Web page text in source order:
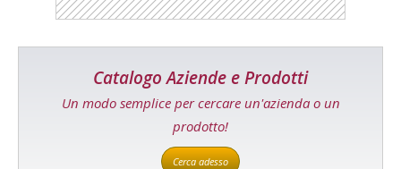
Catalogo Aziende e Prodotti
Un modo semplice per cercare un'azienda o un
prodotto!
Cerca adesso